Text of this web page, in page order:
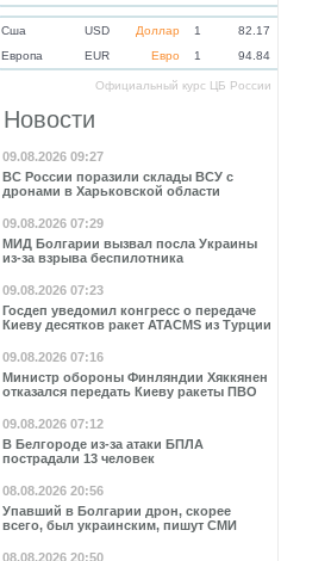
Cша USD Доллар 1
82.17
Eвропа
EUR Евро 1 94.84
Официальный курс ЦБ России
Новости
09.08.2026 09:27
ВС России поразили склады ВСУ с
дронами в Харьковской области
09.08.2026 07:29
МИД Болгарии вызвал посла Украины
из-за взрыва беспилотника
09.08.2026 07:23
Госдеп уведомил конгресс о передаче
Киеву десятков ракет ATACMS из Турции
09.08.2026 07:16
Министр обороны Финляндии Хяккянен
отказался передать Киеву ракеты ПВО
09.08.2026 07:12
В Белгороде из-за атаки БПЛА
пострадали 13 человек
08.08.2026 20:56
Упавший в Болгарии дрон, скорее
всего, был украинским, пишут СМИ
08.08.2026 20:50